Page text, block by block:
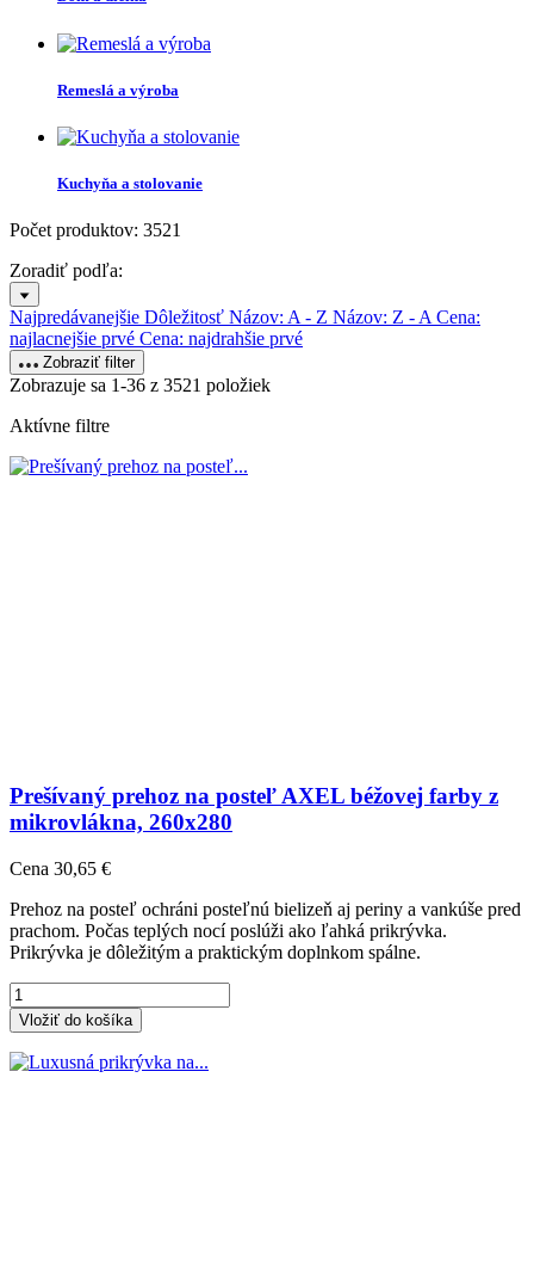
Remeslá a výroba
Kuchyňa a stolovanie
Počet produktov: 3521
Zoradiť podľa:
Najpredávanejšie Dôležitosť Názov: A - Z Názov: Z - A Cena:
najlacnejšie prvé Cena: najdrahšie prvé
Zobraziť filter
Zobrazuje sa 1-36 z 3521 položiek
Aktívne filtre
Prešívaný prehoz na posteľ AXEL béžovej farby z
mikrovlákna, 260x280
Cena 30,65 €
Prehoz na posteľ ochráni posteľnú bielizeň aj periny a vankúše pred
prachom. Počas teplých nocí poslúži ako ľahká prikrývka.
Prikrývka je dôležitým a praktickým doplnkom spálne.
Vložiť do košíka